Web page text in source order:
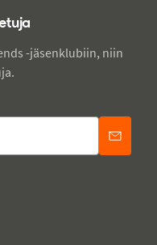
-jäsenklubiin, niin